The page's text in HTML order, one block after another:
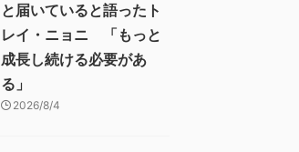
と届いていると語ったト
レイ・ニョニ 「もっと
成長し続ける必要があ
る」
2026/8/4